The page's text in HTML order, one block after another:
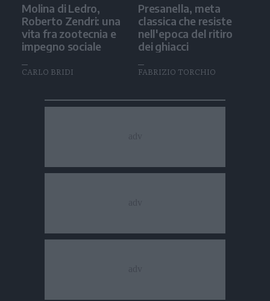
Molina di Ledro,
Roberto Zendri: una
vita fra zootecnia e
impegno sociale
CARLO BRIDI
Presanella, meta
classica che resiste
nell'epoca del ritiro
dei ghiacci
FABRIZIO TORCHIO